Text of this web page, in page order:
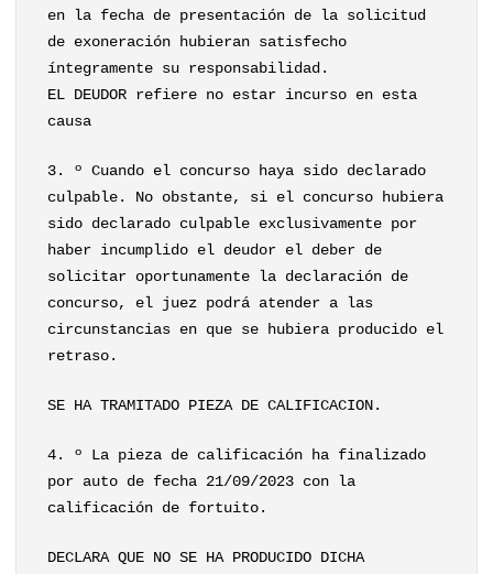
en la fecha de presentación de la solicitud
de exoneración hubieran satisfecho
íntegramente su responsabilidad.
EL DEUDOR refiere no estar incurso en esta
causa
3. º Cuando el concurso haya sido declarado
culpable. No obstante, si el concurso hubiera
sido declarado culpable exclusivamente por
haber incumplido el deudor el deber de
solicitar oportunamente la declaración de
concurso, el juez podrá atender a las
circunstancias en que se hubiera producido el
retraso.
SE HA TRAMITADO PIEZA DE CALIFICACION.
4. º La pieza de calificación ha finalizado
por auto de fecha 21/09/2023 con la
calificación de fortuito.
DECLARA QUE NO SE HA PRODUCIDO DICHA